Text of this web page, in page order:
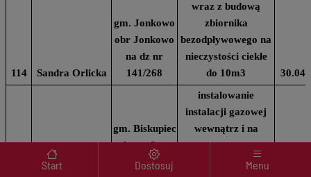
Menu wyróżnione
Start
Dostosuj Menu
114 Sandra Orlicka
gm. Jonkowo
obr Jonkowo
na dz nr
141/268
wraz z budową
zbiornika
bezodpływowego na
nieczystości ciekłe
do 10m3
Marta
gm. Biskupiec
obr na 2 m.
Biskupiec na
instalowanie
instalacji gazowej
wewnątrz i na
zewnątrz
użytkowanego